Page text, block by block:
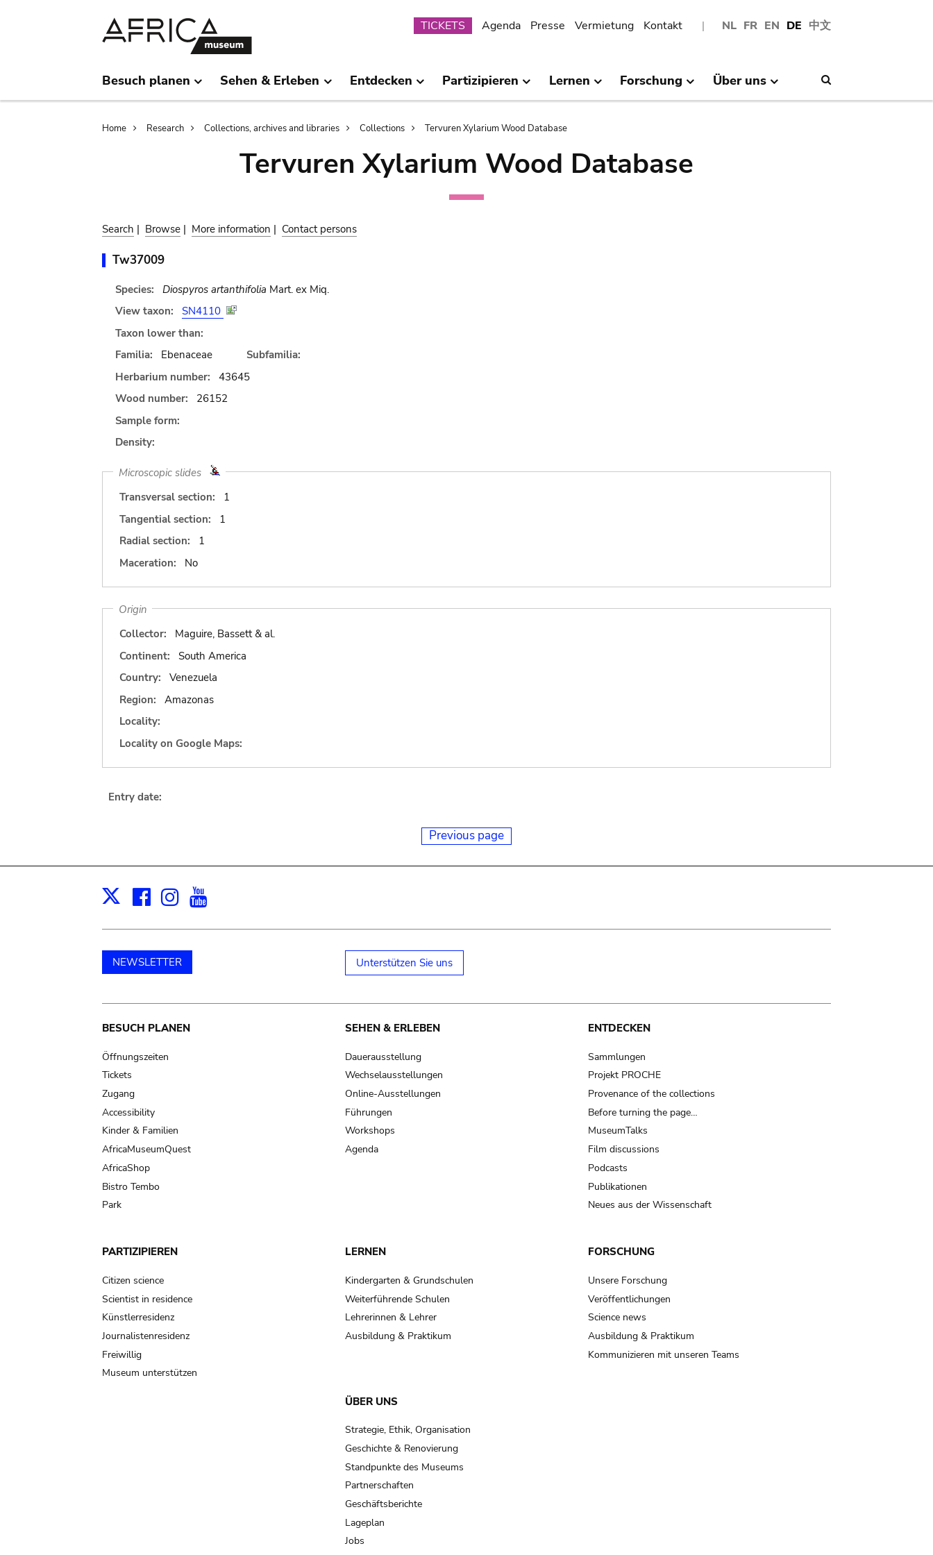
NL FR EN DE 中文
Submenu
TICKETS Agenda Presse Vermietung Kontakt
Besuch planen Sehen & Erleben Entdecken Partizipieren Lernen Forschung Über uns
Breadcrumb
Home Research Collections, archives and libraries Collections Tervuren Xylarium Wood Database
Tervuren Xylarium Wood Database
Search | Browse | More information | Contact persons
Tw37009
Species: Diospyros artanthifolia Mart. ex Miq.
View taxon:
SN4110
Taxon lower than:
Familia:
Ebenaceae
Subfamilia:
Herbarium number:
43645
Wood number:
26152
Sample form:
Density:
Microscopic slides
Transversal section:
1
Tangential section:
1
Radial section:
1
Maceration:
No
Origin
Collector:
Maguire, Bassett & al.
Continent:
South America
Country:
Venezuela
Region:
Amazonas
Locality:
Locality on Google Maps:
Entry date:
Previous page
X Facebook
Instagram
NEWSLETTER Unterstützen Sie uns
Main
navigation
BESUCH PLANEN
Öffnungszeiten
Tickets
Zugang
Accessibility
Kinder & Familien
AfricaMuseumQuest
AfricaShop
Bistro Tembo
Park
SEHEN & ERLEBEN
Dauerausstellung
Wechselausstellungen
Online-Ausstellungen
Führungen
Workshops
Agenda
ENTDECKEN
Sammlungen
Projekt PROCHE
Provenance of the collections
Before turning the page…
MuseumTalks
Film discussions
Podcasts
Publikationen
Neues aus der Wissenschaft
PARTIZIPIEREN
Citizen science
Scientist in residence
Künstlerresidenz
Journalistenresidenz
Freiwillig
Museum unterstützen
LERNEN
Kindergarten & Grundschulen
Weiterführende Schulen
Lehrerinnen & Lehrer
Ausbildung & Praktikum
FORSCHUNG
Unsere Forschung
Veröffentlichungen
Science news
Ausbildung & Praktikum
Kommunizieren mit unseren Teams
ÜBER UNS
Strategie, Ethik, Organisation
Geschichte & Renovierung
Standpunkte des Museums
Partnerschaften
Geschäftsberichte
Lageplan
Jobs